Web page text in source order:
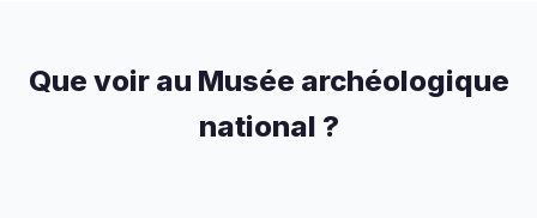
Que voir au Musée archéologique
national ?